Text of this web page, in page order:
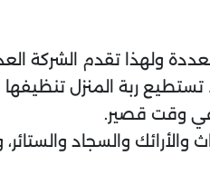
ولهذا تقدم الشركة
تستطيع ربة المنزل
في وقت قصير.
والأرائك والسجاد